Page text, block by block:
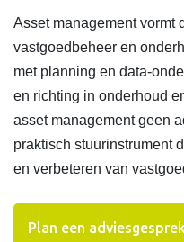
Asset management vormt
vastgoedbeheer en
met planning en data-
en richting in onderhoud
asset management geen
praktisch stuurinstrument
en verbeteren van
Plan een adviesgesprek